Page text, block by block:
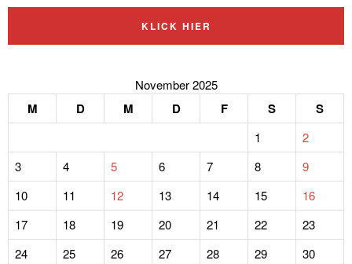
KLICK HIER
November 2025
M D M D F S S
1
2
3
4 5 6 7 8
9
10
11 12 13 14 15
16
17
18 19 20 21 22
23
24
25 26 27 28 29 30